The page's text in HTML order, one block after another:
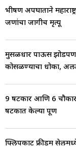
भीषण अपघाताने
जणांचा जागीच मृत्यू
मुसळधार पाऊस
कोसळण्याचा धोका,
9 षटकार आणि 6
षटकात केल्या पूर्ण
फ्लिपकार्ट फ्रीडम